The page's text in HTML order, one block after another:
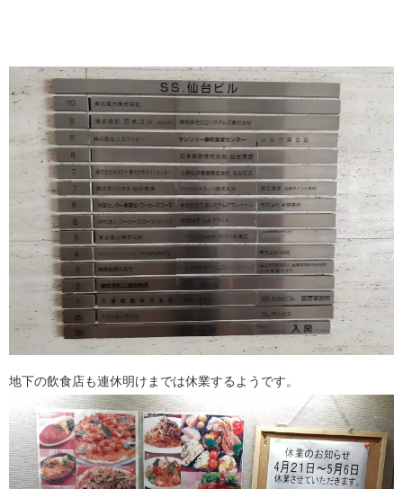
地下の飲食店も連休明けまでは休業するようです。